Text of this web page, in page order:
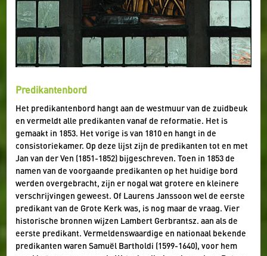
Predikantenbord
Het predikantenbord hangt aan de westmuur van de zuidbeuk
en vermeldt alle predikanten vanaf de reformatie. Het is
gemaakt in 1853. Het vorige is van 1810 en hangt in de
consistoriekamer. Op deze lijst zijn de predikanten tot en met
Jan van der Ven (1851-1852) bijgeschreven. Toen in 1853 de
namen van de voorgaande predikanten op het huidige bord
werden overgebracht, zijn er nogal wat grotere en kleinere
verschrijvingen geweest. Of Laurens Janssoon wel de eerste
predikant van de Grote Kerk was, is nog maar de vraag. Vier
historische bronnen wijzen Lambert Gerbrantsz. aan als de
eerste predikant. Vermeldenswaardige en nationaal bekende
predikanten waren Samuël Bartholdi (1599-1640), voor hem